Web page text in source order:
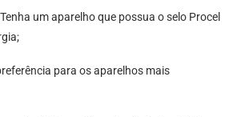
um aparelho que possua o selo Procel
para os aparelhos mais